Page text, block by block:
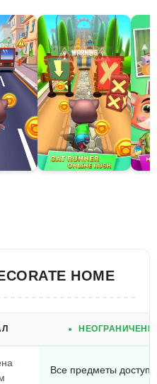
HOME
Все предметы